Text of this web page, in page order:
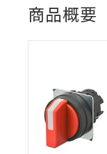
商品概要